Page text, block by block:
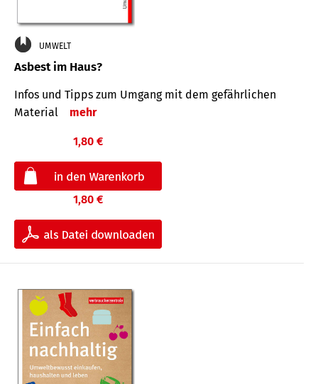
UMWELT
Asbest im Haus?
Infos und Tipps zum Um­gang mit dem ge­fähr­lichen
Mate­rial
mehr
1,80 €
1,80 €